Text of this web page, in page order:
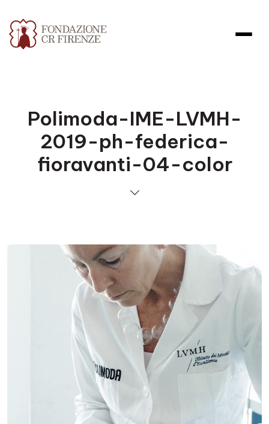
Polimoda-IME-LVMH-
2019-ph-federica-
fioravanti-04-color